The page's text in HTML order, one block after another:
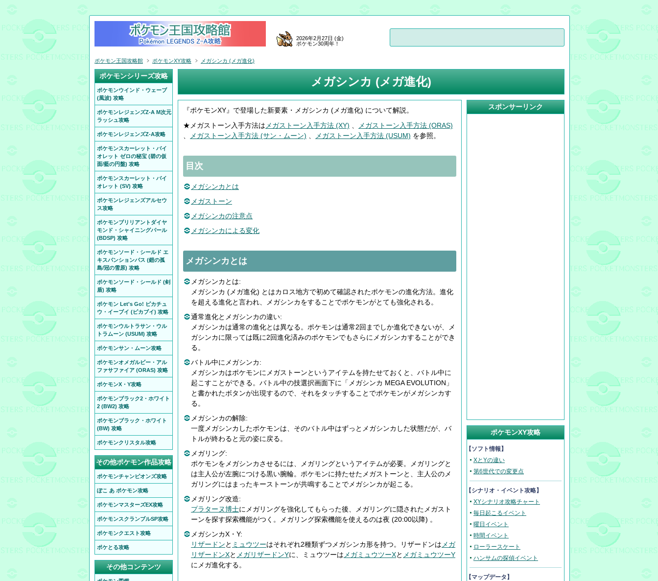
メガシンカ (メガ進化)
『ポケモンXY』で登場した新要素・メガシンカ (メガ進化) について解説。
★メガストーン入手方法は メガストーン入手方法 (XY)
メガストーン入手方法 (ORAS)
メガストーン入手方法 (サン・ムーン) メガストーン入手方法 (USUM) を参照。
目次
メガシンカとは
メガストーン
メガシンカの注意点
メガシンカによる変化
メガシンカとは
メガシンカとは:
メガシンカ (メガ進化) とはカロス地方で初めて確認されたポケモンの進化方法。進化
を超える進化と言われ、メガシンカをすることでポケモンがとても強化される。
通常進化とメガシンカの違い:
メガシンカは通常の進化とは異なる。ポケモンは通常2回までしか進化できないが、メ
ガシンカに限っては既に2回進化済みのポケモンでもさらにメガシンカすることができ
る。
バトル中にメガシンカ:
メガシンカはポケモンにメガストーンというアイテムを持たせておくと、バトル中に
起こすことができる。バトル中の技選択画面下に「メガシンカ MEGA EVOLUTION」
と書かれたボタンが出現するので、それをタッチすることでポケモンがメガシンカす
る。
メガシンカの解除:
一度メガシンカしたポケモンは、そのバトル中はずっとメガシンカした状態だが、バ
トルが終わると元の姿に戻る。
メガリング:
ポケモンをメガシンカさせるには、メガリングというアイテムが必要。メガリングと
は主人公が左腕につける黒い腕輪。ポケモンに持たせたメガストーンと、主人公のメ
ガリングにはまったキーストーンが共鳴することでメガシンカが起こる。
メガリング改造:
プラターヌ博士にメガリングを強化してもらった後、メガリングに隠されたメガスト
ーンを探す探索機能がつく。メガリング探索機能を使えるのは夜 (20:00以降) 。
メガシンカX・Y:
リザードンと ミュウツーはそれぞれ2種類ずつメガシンカ形を持つ。リザードンは メガ
リザードンXと メガリザードンYに、ミュウツーは メガミュウツーXと メガミュウツーY
にメガ進化する。
スポンサーリンク
ポケモンXY攻略
【ソフト情報】
XとYの違い
第6世代での変更点
【シナリオ・イベント攻略】
XYシナリオ攻略チャート
毎日起こるイベント
曜日イベント
時間イベント
ローラースケート
ハンサムの探偵イベント
【マップデータ】
2026年2月27日 (金)
ポケモン30周年！
ポケモン王国攻略館 ポケモンXY攻略 メガシンカ (メガ進化)
ポケモンシリーズ攻略
ポケモンウインド・ウェーブ
(風波) 攻略
ポケモンレジェンズZ-A M次元
ラッシュ攻略
ポケモンレジェンズZ-A攻略
ポケモンスカーレット・バイ
オレット ゼロの秘宝 (碧の仮
面/藍の円盤) 攻略
ポケモンスカーレット・バイ
オレット (SV) 攻略
ポケモンレジェンズアルセウ
ス攻略
ポケモンブリリアントダイヤ
モンド・シャイニングパール
(BDSP) 攻略
ポケモンソード・シールド エ
キスパンションパス (鎧の孤
島/冠の雪原) 攻略
ポケモンソード・シールド (剣
盾) 攻略
ポケモン Let's Go! ピカチュ
ウ・イーブイ (ピカブイ) 攻略
ポケモンウルトラサン・ウル
トラムーン (USUM) 攻略
ポケモンサン・ムーン攻略
ポケモンオメガルビー・アル
ファサファイア (ORAS) 攻略
ポケモンX・Y攻略
ポケモンブラック2・ホワイト
2 (BW2) 攻略
ポケモンブラック・ホワイト
(BW) 攻略
ポケモンクリスタル攻略
その他ポケモン作品攻略
ポケモンチャンピオンズ攻略
ぽこ あ ポケモン攻略
ポケモンマスターズEX攻略
ポケモンスクランブルSP攻略
ポケモンクエスト攻略
ポケとる攻略
その他コンテンツ